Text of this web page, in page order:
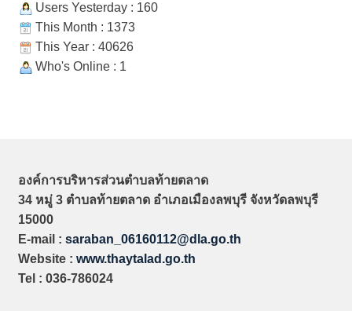
Users Yesterday : 160
This Month : 1373
This Year : 40626
Who's Online : 1
องค์การบริหารส่วนตำบลท้ายตลาด
34 หมู่ 3 ตำบลท้ายตลาด อำเภอเมืองลพบุรี จังหวัดลพบุรี
15000
E-mail : saraban_06160112@dla.go.th
Website : www.thaytalad.go.th
Tel : 036-786024